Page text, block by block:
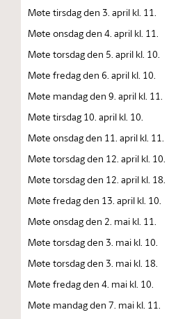
Møte tirsdag den 3. april kl. 11.
Møte onsdag den 4. april kl. 11.
Møte torsdag den 5. april kl. 10.
Møte fredag den 6. april kl. 10.
Møte mandag den 9. april kl. 11.
Møte tirsdag 10. april kl. 10.
Møte onsdag den 11. april kl. 11.
Møte torsdag den 12. april kl. 10.
Møte torsdag den 12. april kl. 18.
Møte fredag den 13. april kl. 10.
Møte onsdag den 2. mai kl. 11.
Møte torsdag den 3. mai kl. 10.
Møte torsdag den 3. mai kl. 18.
Møte fredag den 4. mai kl. 10.
Møte mandag den 7. mai kl. 11.